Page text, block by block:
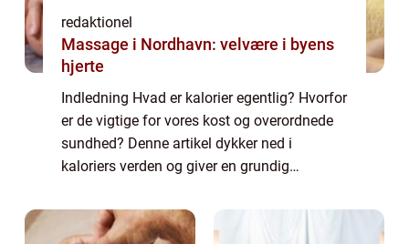
redaktionel
Massage i Nordhavn: velvære i byens
hjerte
Indledning Hvad er kalorier egentlig? Hvorfor
er de vigtige for vores kost og overordnede
sundhed? Denne artikel dykker ned i
kaloriers verden og giver en grundig
vigtige emne. Præsentation af Kalorier
Kalori...